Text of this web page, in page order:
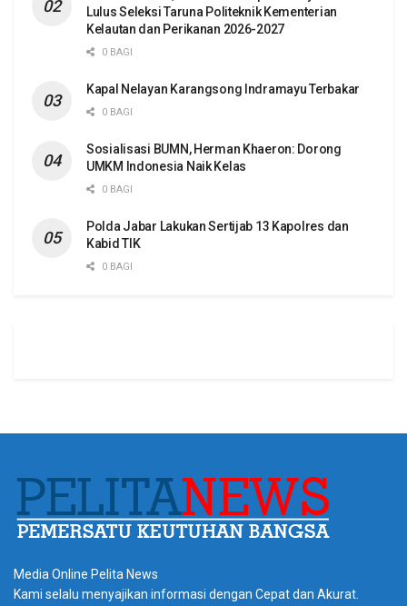
Lulus Seleksi Taruna Politeknik Kementerian
Kelautan dan Perikanan 2026-2027
0 BAGI
Kapal Nelayan Karangsong Indramayu Terbakar
0 BAGI
Sosialisasi BUMN, Herman Khaeron: Dorong
UMKM Indonesia Naik Kelas
0 BAGI
Polda Jabar Lakukan Sertijab 13 Kapolres dan
Kabid TIK
0 BAGI
Media Online Pelita News
Kami selalu menyajikan informasi dengan Cepat dan Akurat.